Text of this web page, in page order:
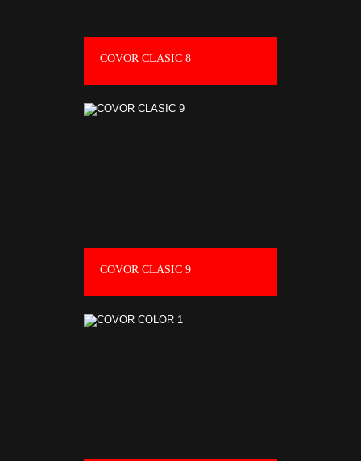
COVOR CLASIC 8
COVOR CLASIC 9